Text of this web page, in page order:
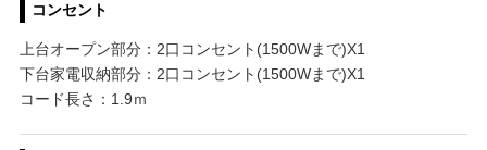
コンセント
上台オープン部分：2口コンセント(1500Wまで)X1
下台家電収納部分：2口コンセント(1500Wまで)X1
コード長さ：1.9ｍ